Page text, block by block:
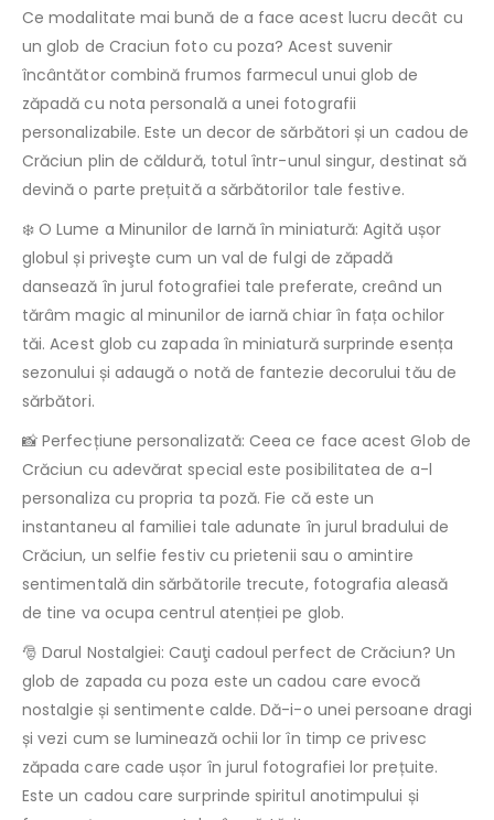
Ce modalitate mai bună de a face acest lucru decât cu
un glob de Craciun foto cu poza? Acest suvenir
încântător combină frumos farmecul unui glob de
zăpadă cu nota personală a unei fotografii
personalizabile. Este un decor de sărbători și un cadou de
Crăciun plin de căldură, totul într-unul singur, destinat să
devină o parte prețuită a sărbătorilor tale festive.
❄️ O Lume a Minunilor de Iarnă în miniatură: Agită ușor
globul și priveşte cum un val de fulgi de zăpadă
dansează în jurul fotografiei tale preferate, creând un
tărâm magic al minunilor de iarnă chiar în fața ochilor
tăi. Acest glob cu zapada în miniatură surprinde esența
sezonului și adaugă o notă de fantezie decorului tău de
sărbători.
📸 Perfecțiune personalizată: Ceea ce face acest Glob de
Crăciun cu adevărat special este posibilitatea de a-l
personaliza cu propria ta poză. Fie că este un
instantaneu al familiei tale adunate în jurul bradului de
Crăciun, un selfie festiv cu prietenii sau o amintire
sentimentală din sărbătorile trecute, fotografia aleasă
de tine va ocupa centrul atenției pe glob.
🎅 Darul Nostalgiei: Cauţi cadoul perfect de Crăciun? Un
glob de zapada cu poza este un cadou care evocă
nostalgie și sentimente calde. Dă-i-o unei persoane dragi
și vezi cum se luminează ochii lor în timp ce privesc
zăpada care cade ușor în jurul fotografiei lor prețuite.
Este un cadou care surprinde spiritul anotimpului și